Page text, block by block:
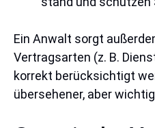
Ein Anwalt sorgt
Vertragsarten (z. B.
korrekt berücksichtigt
übersehener, aber